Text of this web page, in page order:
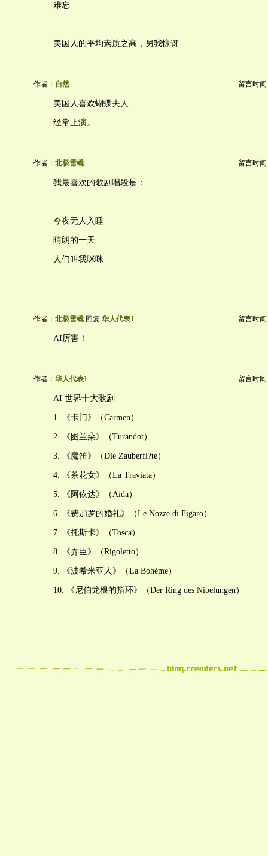
难忘
美国人的平均素质之高，另我惊讶
作者： 自然 留言时间
美国人喜欢蝴蝶夫人
经常上演。
作者： 北极雪橇 留言时间
我最喜欢的歌剧唱段是：
今夜无人入睡
晴朗的一天
人们叫我咪咪
作者： 北极雪橇 回复 华人代表1 留言时间
AI厉害！
作者： 华人代表1 留言时间
AI 世界十大歌剧
1. 《卡门》（Carmen）
2. 《图兰朵》（Turandot）
3. 《魔笛》（Die Zauberfl?te）
4. 《茶花女》（La Traviata）
5. 《阿依达》（Aida）
6. 《费加罗的婚礼》（Le Nozze di Figaro）
7. 《托斯卡》（Tosca）
8. 《弄臣》（Rigoletto）
9. 《波希米亚人》（La Bohème）
10. 《尼伯龙根的指环》（Der Ring des Nibelungen）